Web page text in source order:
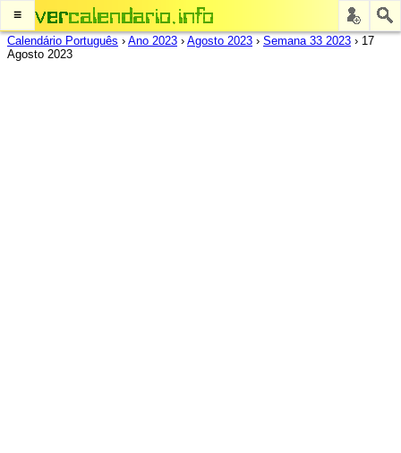
≡
Calendário Português › Ano 2023 › Agosto 2023 › Semana 33 2023 › 17
Agosto 2023